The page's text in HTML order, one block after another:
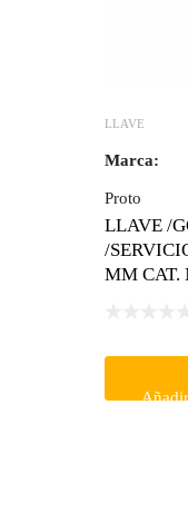
LLAVE
Marca:
Proto
LLAVE /
/
MM CAT.